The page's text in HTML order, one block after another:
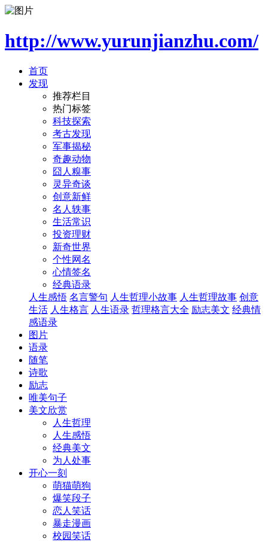
http://www.yurunjianzhu.com/
首页
发现
推荐栏目
热门标签
科技探索
考古发现
军事揭秘
奇趣动物
囧人糗事
灵异奇谈
创意新鲜
名人轶事
生活常识
投资理财
新奇世界
个性网名
心情签名
经典语录
人生感悟 名言警句 人生哲理小故事 人生哲理故事 创意
生活 人生格言 人生语录 哲理格言大全 励志美文 经典情
感语录
图片
语录
随笔
诗歌
励志
唯美句子
美文欣赏
人生哲理
人生感悟
经典美文
为人处事
开心一刻
萌猫萌狗
爆笑段子
恋人笑话
暴走漫画
校园笑话